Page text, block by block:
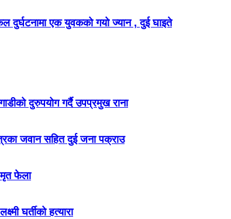
दुर्घटनामा एक युवकको गयो ज्यान , दुई घाइते
दुरुपयोग गर्दै उपप्रमुख राना
जवान सहित दुई जना पक्राउ
मृत फेला
घर्तीको हत्यारा